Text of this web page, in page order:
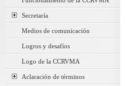
Secretaría
Medios de comunicación
Logros y desafíos
Logo de la CCRVMA
Aclaración de términos